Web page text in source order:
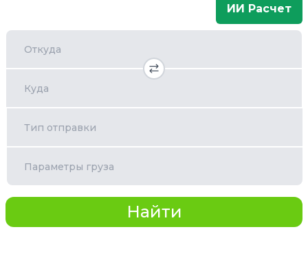
ИИ Расчет
Откуда
Куда
Тип отправки
Параметры груза
Найти